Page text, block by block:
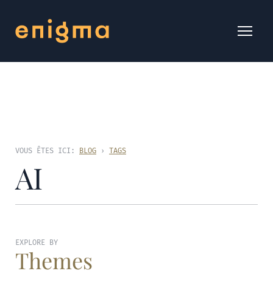
VOUS ÊTES ICI: BLOG › TAGS
AI
EXPLORE BY
Themes